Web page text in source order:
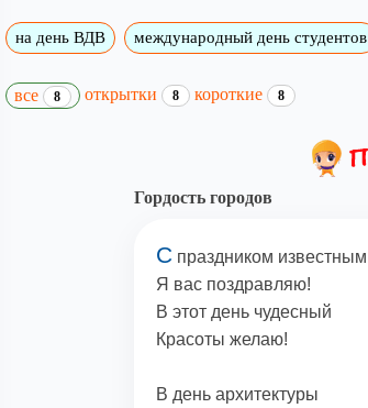
на день ВДВ международный день студентов
все 8 открытки 8 короткие 8
Гордость городов
Спраздником известным
Я вас поздравляю!
В этот день чудесный
Красоты желаю!
В день архитектуры